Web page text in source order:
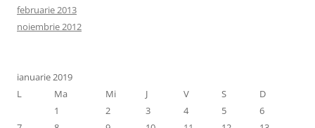
februarie 2013
noiembrie 2012
ianuarie 2019
L
Ma Mi J V S
D
1
2 3 4 5
6